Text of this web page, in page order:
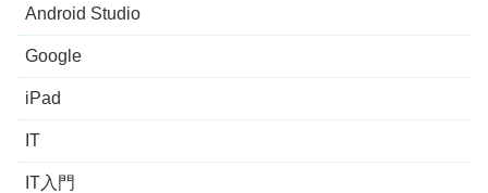
Android Studio
Google
iPad
IT
IT入門